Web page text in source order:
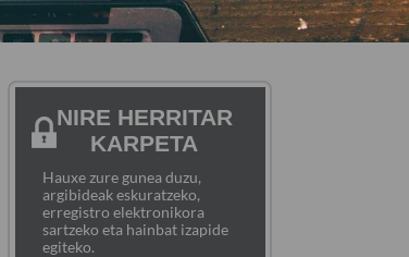
NIRE HERRITAR
KARPETA
Hauxe zure gunea duzu,
argibideak eskuratzeko,
erregistro elektronikora
sartzeko eta hainbat izapide
egiteko.